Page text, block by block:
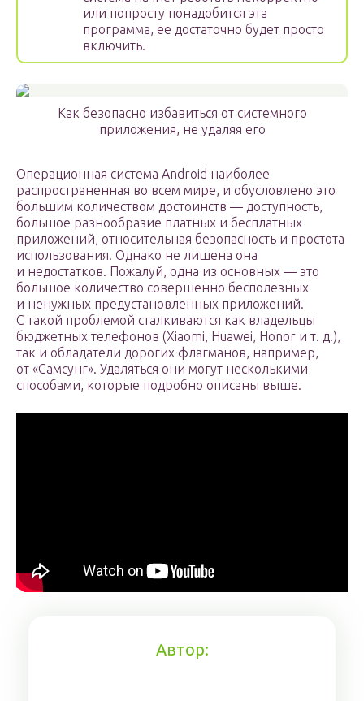
или попросту понадобится эта
программа, ее достаточно будет просто
включить.
Как безопасно избавиться от системного
приложения, не удаляя его
Операционная система Android наиболее
распространенная во всем мире, и обусловлено это
большим количеством достоинств — доступность,
большое разнообразие платных и бесплатных
приложений, относительная безопасность и простота
использования. Однако не лишена она
и недостатков. Пожалуй, одна из основных — это
большое количество совершенно бесполезных
и ненужных предустановленных приложений.
С такой проблемой сталкиваются как владельцы
бюджетных телефонов (Xiaomi, Huawei, Honor и т. д.),
так и обладатели дорогих флагманов, например,
от «Самсунг». Удаляться они могут несколькими
способами, которые подробно описаны выше.
Автор: